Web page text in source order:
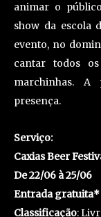
animar o
show da escola
evento, no
cantar todos
marchinhas. A
presença.
Serviço:
Caxias Beer
De 22/06 à 25/06
Entrada gratuita*
Classificação: